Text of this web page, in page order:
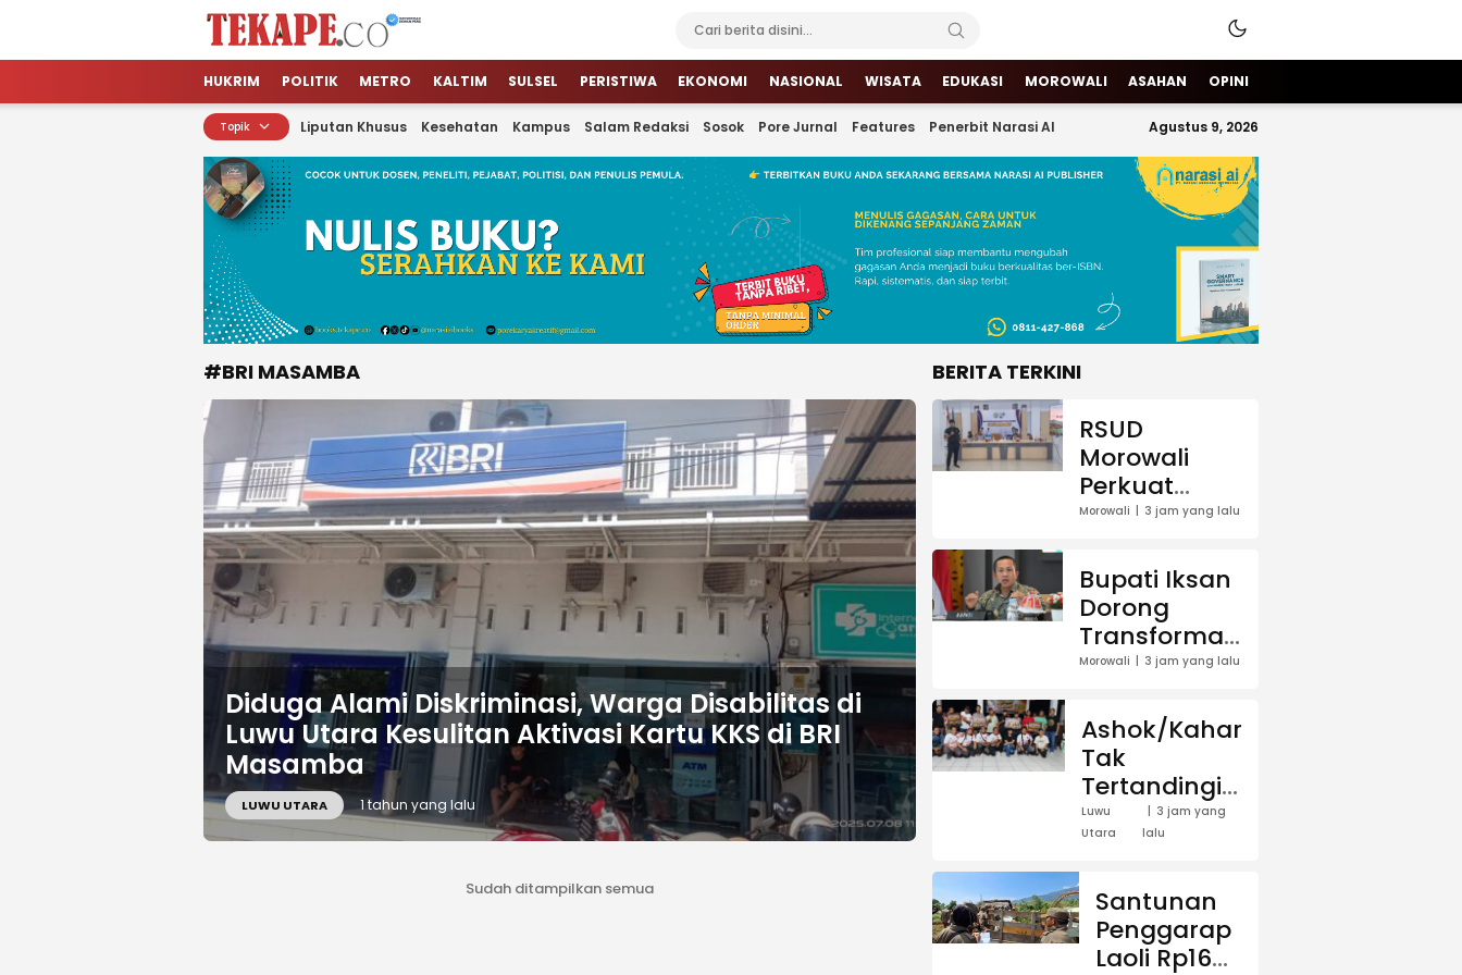
Tekape.co
Jendela Informasi Kita
HUKRIM POLITIK METRO KALTIM SULSEL PERISTIWA EKONOMI NASIONAL WISATA EDUKASI MOROWALI ASAHAN OPINI
Topik Liputan Khusus Kesehatan Kampus Salam Redaksi Sosok Pore Jurnal Features Penerbit Narasi AI Agustus 9, 2026
#BRI MASAMBA
Diduga Alami Diskriminasi, Warga Disabilitas di
Luwu Utara Kesulitan Aktivasi Kartu KKS di BRI
Masamba
LUWU UTARA 1 tahun yang lalu
Sudah ditampilkan semua
BERITA TERKINI
RSUD
Morowali
Perkuat
Kompetensi
Medis untuk
Dorong
Transformasi
Pelayanan
Morowali 3 jam yang lalu
Bupati Iksan
Dorong
Transformasi
Layanan
Kompetensi
Tenaga
Medis Jadi
Prioritas
Morowali 3 jam yang lalu
Ashok/Kahar
Tak
Tertandingi,
Juara
Turnamen
KAWASAN
Cup 2026
Bawa Pulang
Luwu
Utara
3 jam yang
lalu
Santunan
Penggarap
Laoli Rp16